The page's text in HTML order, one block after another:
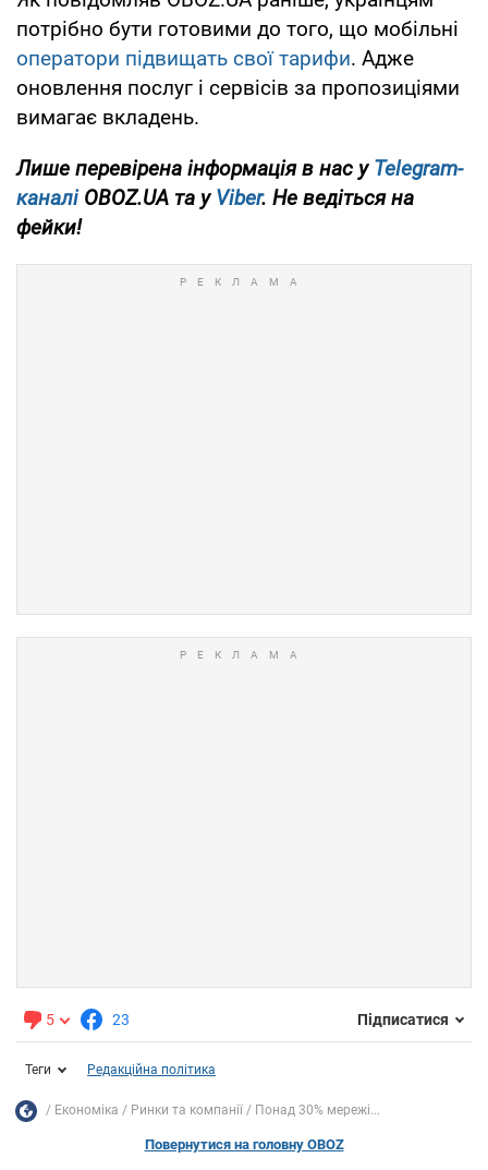
потрібно бути готовими до того, що мобільні
оператори підвищать свої тарифи. Адже
оновлення послуг і сервісів за пропозиціями
вимагає вкладень.
Лише перевірена інформація в нас уTelegram-
каналіOBOZ.UA та уViber. Не ведіться на
фейки!
5 23 Підписатися
Теги Редакційна політика
Економіка Ринки та компанії Понад 30% мережі...
Повернутися на головну OBOZ